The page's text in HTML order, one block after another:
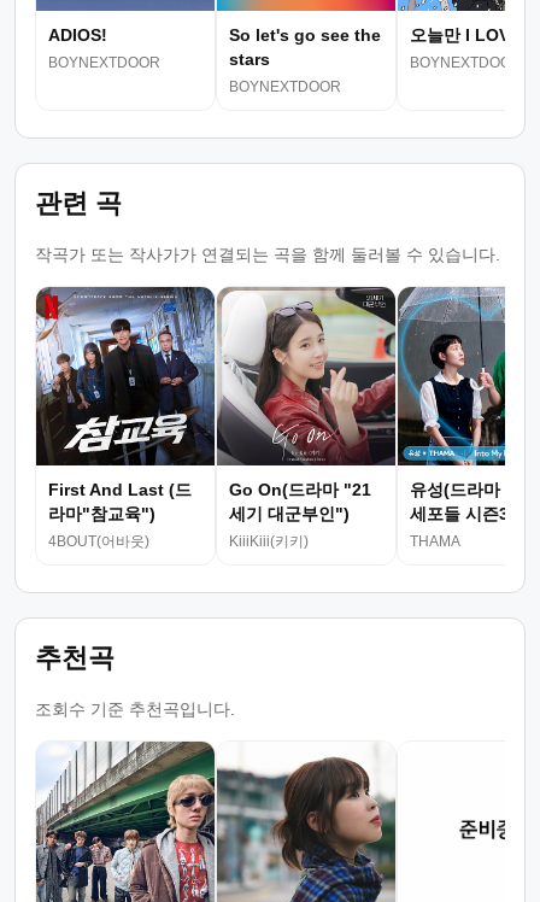
ADIOS!
BOYNEXTDOOR
So let's go see the
stars
BOYNEXTDOOR
오늘만 I LOVE
BOYNEXTDOOR
관련 곡
작곡가 또는 작사가가 연결되는 곡을 함께 둘러볼 수 있습니다.
First And Last (드
라마"참교육")
4BOUT(어바웃)
Go On(드라마 "21
세기 대군부인")
KiiiKiii(키키)
유성(드라마 "유
세포들 시즌3")
THAMA
추천곡
조회수 기준 추천곡입니다.